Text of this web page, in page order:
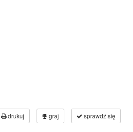
drukuj graj sprawdź się